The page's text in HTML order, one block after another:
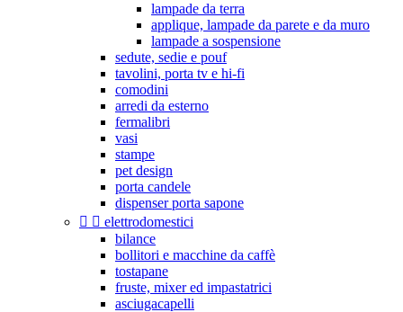
lampade da terra
applique, lampade da parete e da muro
lampade a sospensione
sedute, sedie e pouf
tavolini, porta tv e hi-fi
comodini
arredi da esterno
fermalibri
vasi
stampe
pet design
porta candele
dispenser porta sapone
  elettrodomestici
bilance
bollitori e macchine da caffè
tostapane
fruste, mixer ed impastatrici
asciugacapelli